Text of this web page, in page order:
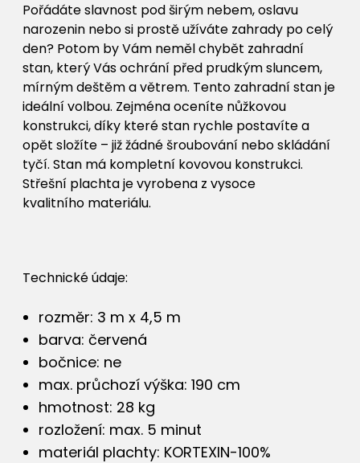
Pořádáte slavnost pod širým nebem, oslavu
narozenin nebo si prostě užíváte zahrady po celý
den? Potom by Vám neměl chybět zahradní
stan, který Vás ochrání před prudkým sluncem,
mírným deštěm a větrem. Tento zahradní stan je
ideální volbou. Zejména oceníte nůžkovou
konstrukci, díky které stan rychle postavíte a
opět složíte – již žádné šroubování nebo skládání
tyčí. Stan má kompletní kovovou konstrukci.
Střešní plachta je vyrobena z vysoce
kvalitního materiálu.
Technické údaje:
rozměr: 3 m x 4,5 m
barva: červená
bočnice: ne
max. průchozí výška: 190 cm
hmotnost: 28 kg
rozložení: max. 5 minut
materiál plachty: KORTEXIN-100%